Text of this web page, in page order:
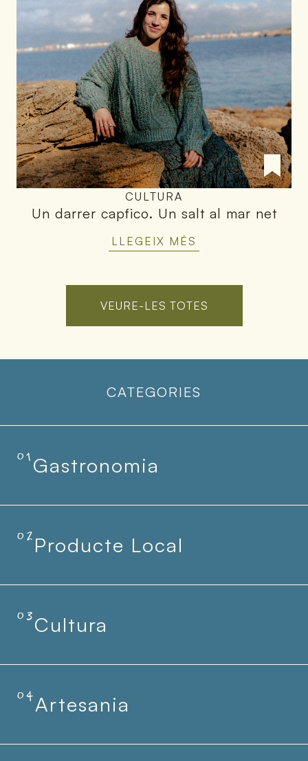
CULTURA
Un darrer capfico. Un salt al mar net
LLEGEIX MÉS
VEURE-LES TOTES
CATEGORIES
01Gastronomia
02Producte Local
03Cultura
04Artesania